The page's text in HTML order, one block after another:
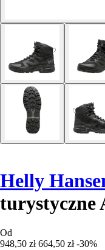
Helly
turystyczne
Od
948,50 zł 664,50 zł -30%